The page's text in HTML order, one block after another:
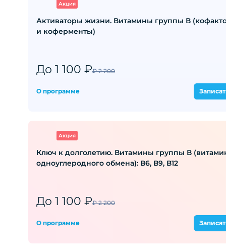
Акция
Активаторы жизни. Витамины группы В
и коферменты)
До 1 100 ₽₽ 2 200
О программе
Акция
Ключ к долголетию. Витамины группы В (витамины
одноуглеродного обмена): В6, В9, В12
До 1 100 ₽₽ 2 200
О программе